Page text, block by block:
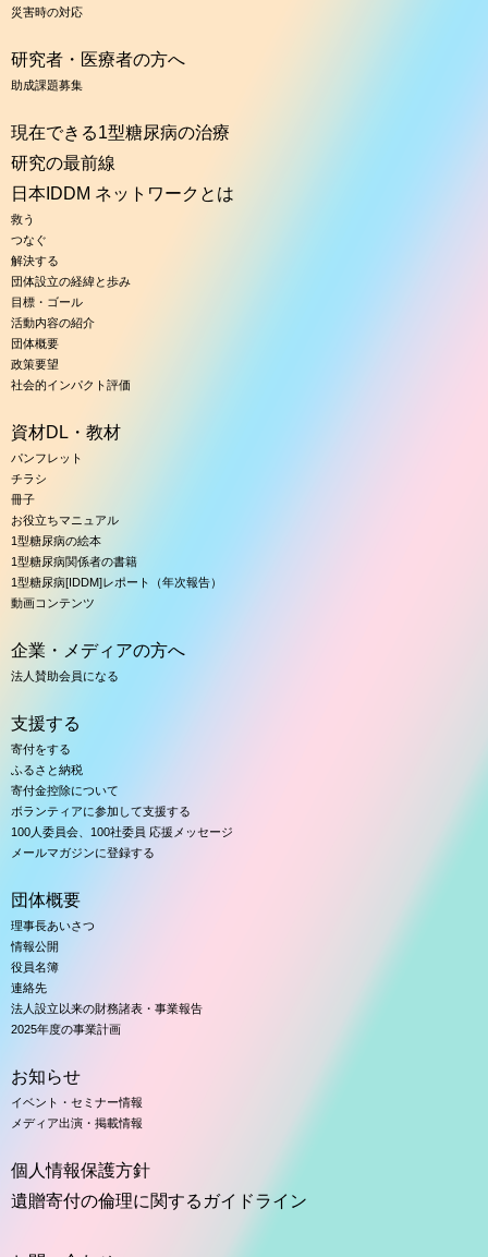
災害時の対応
研究者・医療者の方へ
助成課題募集
現在できる1型糖尿病の治療
研究の最前線
日本IDDM ネットワークとは
救う
つなぐ
解決する
団体設立の経緯と歩み
目標・ゴール
活動内容の紹介
団体概要
政策要望
社会的インパクト評価
資材DL・教材
パンフレット
チラシ
冊子
お役立ちマニュアル
1型糖尿病の絵本
1型糖尿病関係者の書籍
1型糖尿病[IDDM]レポート（年次報告）
動画コンテンツ
企業・メディアの方へ
法人賛助会員になる
支援する
寄付をする
ふるさと納税
寄付金控除について
ボランティアに参加して支援する
100人委員会、100社委員 応援メッセージ
メールマガジンに登録する
団体概要
理事長あいさつ
情報公開
役員名簿
連絡先
法人設立以来の財務諸表・事業報告
2025年度の事業計画
お知らせ
イベント・セミナー情報
メディア出演・掲載情報
個人情報保護方針
遺贈寄付の倫理に関するガイドライン